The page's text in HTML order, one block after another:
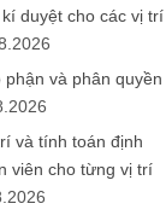
duyệt cho các vị trí
phận và phân quyền
và tính toán định
viên cho từng vị trí